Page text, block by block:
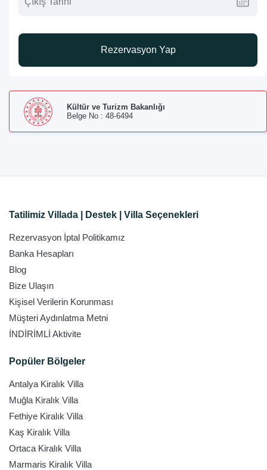
Rezervasyon Yap
Kültür ve Turizm Bakanlığı
Belge No : 48-6494
Tatilimiz Villada | Destek | Villa Seçenekleri
Rezervasyon İptal Politikamız
Banka Hesapları
Blog
Bize Ulaşın
Kişisel Verilerin Korunması
Müşteri Aydınlatma Metni
İNDİRİMLİ Aktivite
Popüler Bölgeler
Antalya Kiralık Villa
Muğla Kiralık Villa
Fethiye Kiralık Villa
Kaş Kiralık Villa
Ortaca Kiralık Villa
Marmaris Kiralık Villa